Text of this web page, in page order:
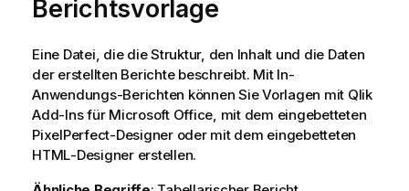
Berichtsvorlage
Eine Datei, die die Struktur, den Inhalt und die Daten
der erstellten Berichte beschreibt. Mit In-
Anwendungs-Berichten können Sie Vorlagen mit Qlik
Add-Ins für Microsoft Office, mit dem eingebetteten
PixelPerfect-Designer oder mit dem eingebetteten
HTML-Designer erstellen.